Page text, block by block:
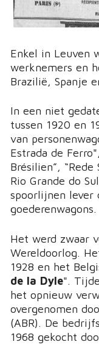
Enkel in Leuven
werknemers en
Brazilië, Spanje
In een niet
tussen 1920 en
van
Estrada de
Brésilien”,
Rio Grande do
spoorlijnen lever
goederenwagons.
Het werd zwaar
Wereldoorlog.
1928 en het
de la Dyle".
het opnieuw
overgenomen
(ABR). De
1968 gekocht